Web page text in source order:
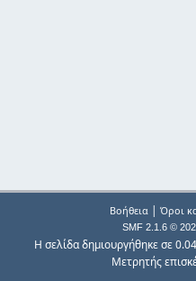
Βοήθεια| Όροι
SMF 2.1.6 ©
Η σελίδα δημιουργήθηκε σε
Μετρητής